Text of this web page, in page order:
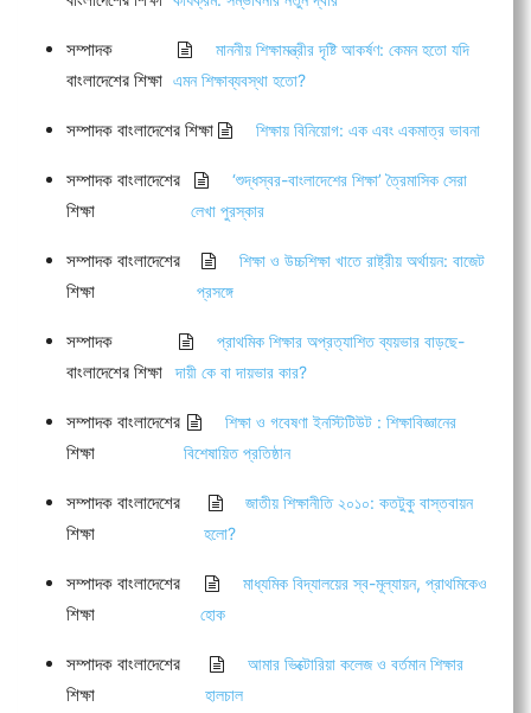
সম্পাদক
বাংলাদেশের শিক্ষা
মাননীয় শিক্ষামন্ত্রীর দৃষ্টি আকর্ষণ: কেমন হতো যদি
এমন শিক্ষাব্যবস্থা হতো?
সম্পাদক বাংলাদেশের শিক্ষা শিক্ষায় বিনিয়োগ: এক এবং একমাত্র ভাবনা
সম্পাদক বাংলাদেশের
শিক্ষা
‘শুদ্ধস্বর-বাংলাদেশের শিক্ষা’ ত্রৈমাসিক সেরা
লেখা পুরস্কার
সম্পাদক বাংলাদেশের
শিক্ষা
শিক্ষা ও উচ্চশিক্ষা খাতে রাষ্ট্রীয় অর্থায়ন: বাজেট
প্রসঙ্গে
সম্পাদক
বাংলাদেশের শিক্ষা
প্রাথমিক শিক্ষার অপ্রত্যাশিত ব্যয়ভার বাড়ছে-
দায়ী কে বা দায়ভার কার?
সম্পাদক বাংলাদেশের
শিক্ষা
শিক্ষা ও গবেষণা ইনস্টিটিউট : শিক্ষাবিজ্ঞানের
বিশেষায়িত প্রতিষ্ঠান
সম্পাদক বাংলাদেশের
শিক্ষা
জাতীয় শিক্ষানীতি ২০১০: কতটুকু বাস্তবায়ন
হলো?
সম্পাদক বাংলাদেশের
শিক্ষা
মাধ্যমিক বিদ্যালয়ের স্ব-মূল্যায়ন, প্রাথমিকেও
হোক
সম্পাদক বাংলাদেশের
শিক্ষা
আমার ভিক্টোরিয়া কলেজ ও বর্তমান শিক্ষার
হালচাল